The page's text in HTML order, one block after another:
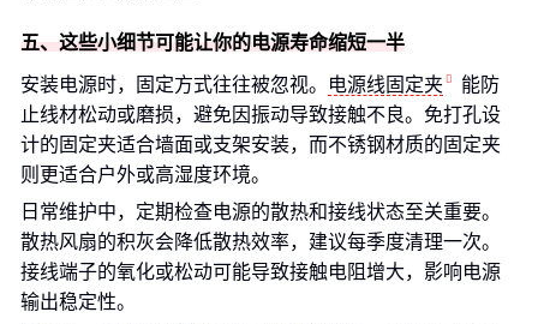
五、这些小细节可能让你的电源寿命缩短一半
安装电源时，固定方式往往被忽视。 电源线固定夹
能防
止线材松动或磨损，避免因振动导致接触不良。免打孔设
计的固定夹适合墙面或支架安装，而不锈钢材质的固定夹
则更适合户外或高湿度环境。
日常维护中，定期检查电源的散热和接线状态至关重要。
散热风扇的积灰会降低散热效率，建议每季度清理一次。
接线端子的氧化或松动可能导致接触电阻增大，影响电源
输出稳定性。